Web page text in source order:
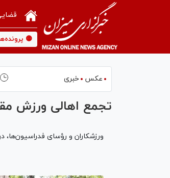
🟡
عکس خبری
تجمع اهالی ورزش
ورزشکاران و رؤسای فدراسیون‌ها، در اعتراض به حمله